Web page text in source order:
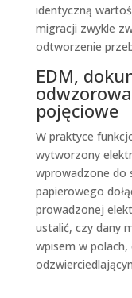
identyczną
migracji zwykle
odtworzenie
EDM,
pojęciowe
W praktyce
wytworzony
wprowadzone do
papierowego
prowadzonej
ustalić, czy dany
wpisem w polach,